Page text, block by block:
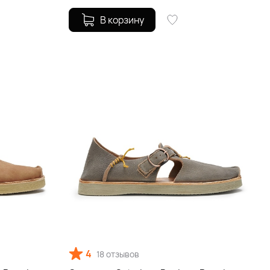
В корзину
4 18 отзывов